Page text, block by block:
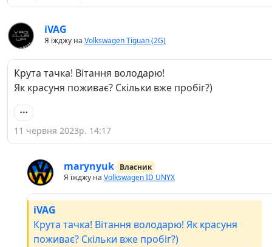
iVAG
Я їжджу на Volkswagen Tiguan (2G)
Крута тачка! Вітання володарю!
Як красуня поживає? Скільки вже пробіг?)
11 червня 2023р. 14:17
marynyuk Власник
Я їжджу на Volkswagen ID UNYX
iVAG
Крута тачка! Вітання володарю! Як красуня
поживає? Скільки вже пробіг?)